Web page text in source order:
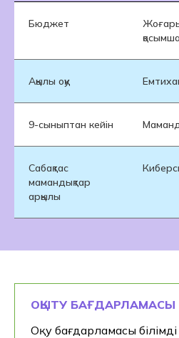
Бюджет
Ақылы оқу
9-сыныптан кейін
Сабақтас
мамандықтар
арқылы
ОҚЫТУ БАҒДАРЛАМАСЫ
Оқу бағдарламасы